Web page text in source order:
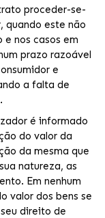
proceder-se-
quando este não
nos casos em
prazo razoável
e
a falta de
é informado
do valor da
da mesma que
natureza, as
Em nenhum
valor dos bens se
direito de